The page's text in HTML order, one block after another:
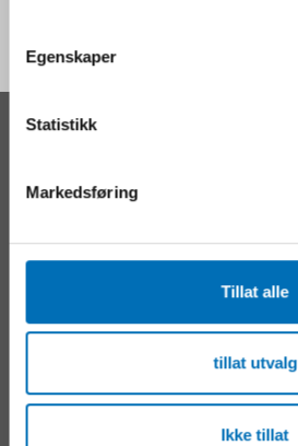
Egenskaper
Statistikk
Markedsføring
Tillat alle
tillat utvalg
Ikke tillat
Nordens velferdssenter Sverige
VÅRE FAGOMRÅDER